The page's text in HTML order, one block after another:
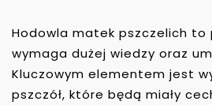
Hodowla matek pszczelich to
wymaga dużej wiedzy oraz
Kluczowym elementem jest
pszczół, które będą miały